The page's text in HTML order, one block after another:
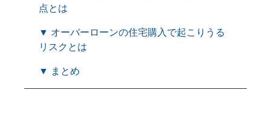
点とは
▼ オーバーローンの住宅購入で起こりうる
リスクとは
▼ まとめ